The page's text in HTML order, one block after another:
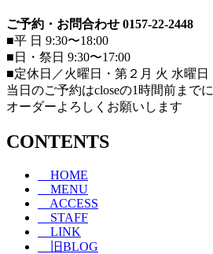
ご予約・お問合わせ 0157-22-2448
■平 日 9:30〜18:00
■日・祭日 9:30〜17:00
■定休日／火曜日・第２月 火 水曜日
当日のご予約はcloseの1時間前までに
オーダーよろしくお願いします
CONTENTS
HOME
MENU
ACCESS
STAFF
LINK
旧BLOG